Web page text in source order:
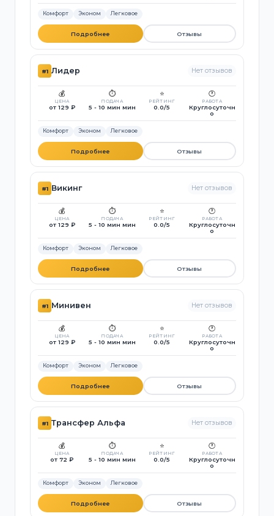
Комфорт Эконом Легковое
Подробнее Отзывы
#1 Лидер Нет отзывов
💰
ЦЕНА
от 129 ₽
⏱️
ПОДАЧА
5 - 10 мин мин
⭐
РЕЙТИНГ
0.0/5
🕐
РАБОТА
Круглосуточн
о
Комфорт Эконом Легковое
Подробнее Отзывы
#1 Викинг Нет отзывов
💰
ЦЕНА
от 129 ₽
⏱️
ПОДАЧА
5 - 10 мин мин
⭐
РЕЙТИНГ
0.0/5
🕐
РАБОТА
Круглосуточн
о
Комфорт Эконом Легковое
Подробнее Отзывы
#1 Минивен Нет отзывов
💰
ЦЕНА
от 129 ₽
⏱️
ПОДАЧА
5 - 10 мин мин
⭐
РЕЙТИНГ
0.0/5
🕐
РАБОТА
Круглосуточн
о
Комфорт Эконом Легковое
Подробнее Отзывы
#1 Трансфер Альфа Нет отзывов
💰
ЦЕНА
от 72 ₽
⏱️
ПОДАЧА
5 - 10 мин мин
⭐
РЕЙТИНГ
0.0/5
🕐
РАБОТА
Круглосуточн
о
Комфорт Эконом Легковое
Подробнее Отзывы